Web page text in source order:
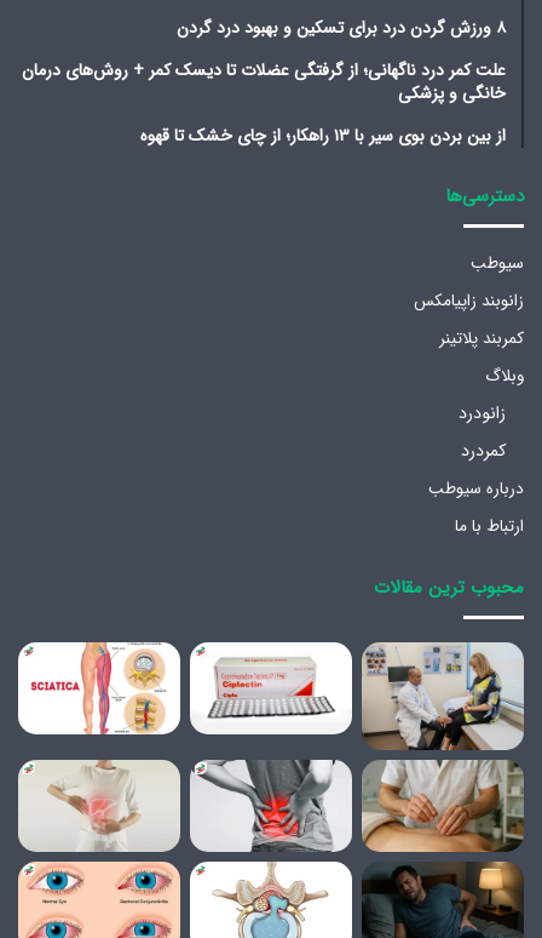
۸ ورزش گردن درد برای تسکین و بهبود درد گردن
علت کمر درد ناگهانی؛ از گرفتگی عضلات تا دیسک کمر + روش‌های درمان
خانگی و پزشکی
از بین بردن بوی سیر با ۱۳ راهکار؛ از چای خشک تا قهوه
دسترسی‌ها
سیوطب
زانوبند زاپیامکس
کمربند پلاتینر
وبلاگ
زانودرد
کمردرد
درباره سیوطب
ارتباط با ما
محبوب ترین مقالات